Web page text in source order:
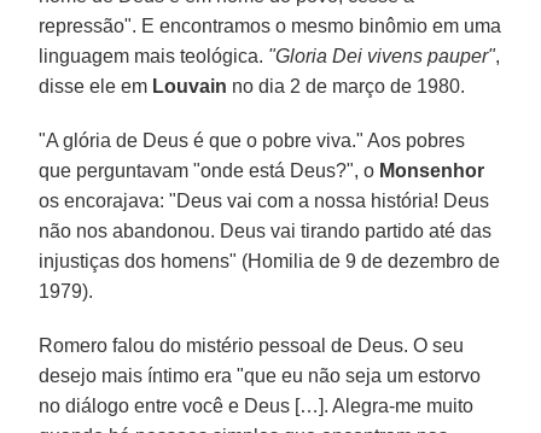
repressão". E encontramos o mesmo binômio em uma
linguagem mais teológica. "Gloria Dei vivens pauper",
disse ele em Louvain no dia 2 de março de 1980.
"A glória de Deus é que o pobre viva." Aos pobres
que perguntavam "onde está Deus?", o Monsenhor
os encorajava: "Deus vai com a nossa história! Deus
não nos abandonou. Deus vai tirando partido até das
injustiças dos homens" (Homilia de 9 de dezembro de
1979).
Romero falou do mistério pessoal de Deus. O seu
desejo mais íntimo era "que eu não seja um estorvo
no diálogo entre você e Deus […]. Alegra-me muito